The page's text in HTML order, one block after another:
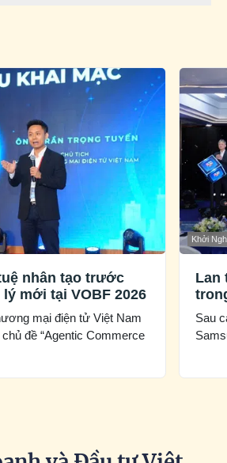
nhân tạo trước
mới tại VOBF 2026
mại điện tử Việt Nam
đề “Agentic Commerce
Khởi
Lan
Sau